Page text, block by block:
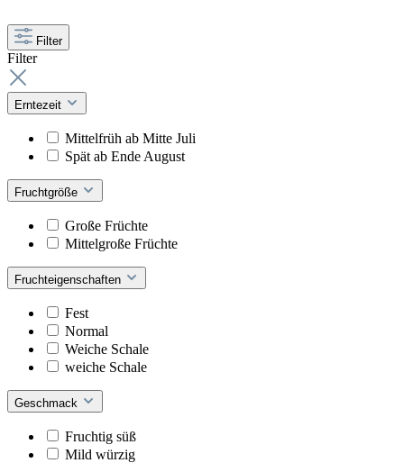
Filter
Filter
Erntezeit
Mittelfrüh ab Mitte Juli
Spät ab Ende August
Fruchtgröße
Große Früchte
Mittelgroße Früchte
Fruchteigenschaften
Fest
Normal
Weiche Schale
weiche Schale
Geschmack
Fruchtig süß
Mild würzig